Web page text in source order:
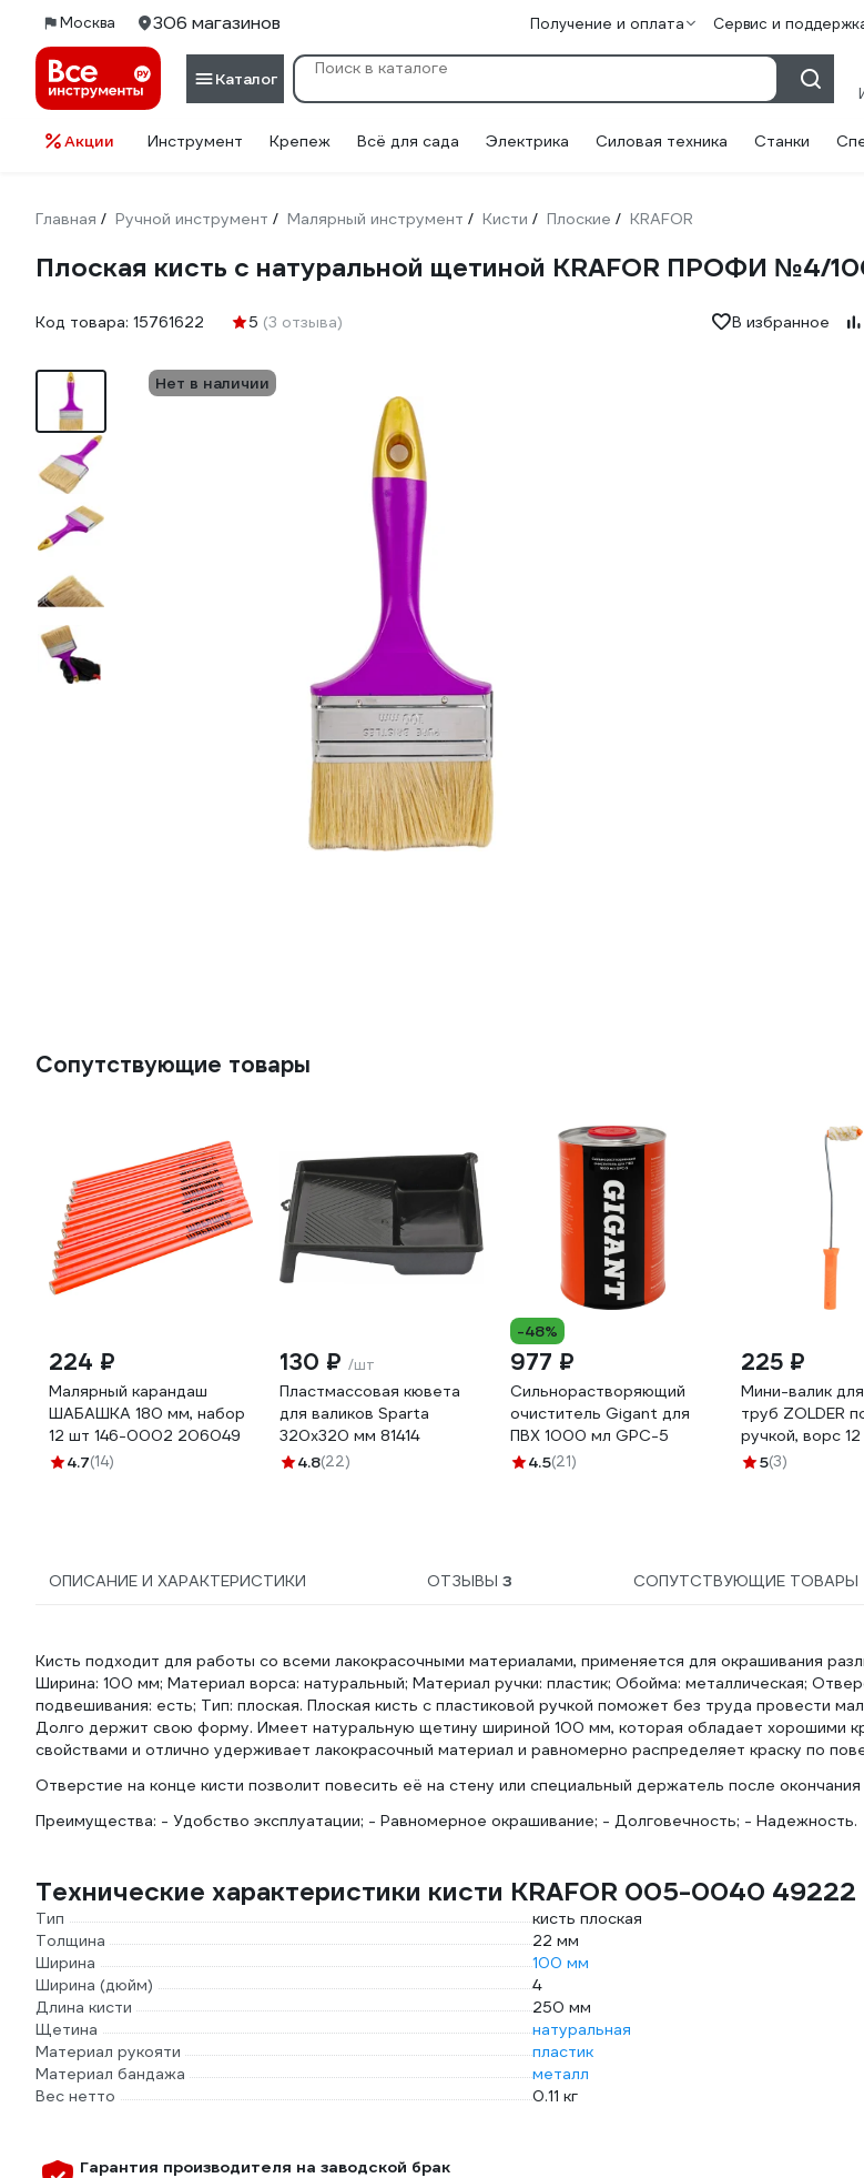
Москва 306 магазинов Получение и оплата Сервис и
Каталог
Акции Инструмент Крепеж Всё для сада Электрика Силовая техника Станки
Главная / Ручной инструмент / Малярный инструмент / Кисти / Плоские / KRAFOR
Плоская кисть с натуральной щетиной KRAFOR ПРОФИ №4/
Код товара: 15761622 5 (3 отзыва) В избранное
Нет в наличии
Сопутствующие товары
224 ₽
Малярный карандаш
ШАБАШКА 180 мм, набор
12 шт 146-0002 206049
4.7(14)
130 ₽ /шт
Пластмассовая кювета
для валиков Sparta
320х320 мм 81414
4.8(22)
-48%
977 ₽
Сильнорастворяющий
очиститель Gigant для
ПВХ 1000 мл GPC-5
4.5(21)
225 ₽
Мини-валик
труб ZOLDER
ручкой, ворс
105126
5(3)
ОПИСАНИЕ И ХАРАКТЕРИСТИКИ ОТЗЫВЫ 3 СОПУТСТВУЮЩИЕ ТОВАРЫ
Кисть подходит для работы со всеми лакокрасочными материалами, применяется для окрашивания
Ширина: 100 мм; Материал ворса: натуральный; Материал ручки: пластик; Обойма: металлическая;
подвешивания: есть; Тип: плоская. Плоская кисть с пластиковой ручкой поможет без труда провести
Долго держит свою форму. Имеет натуральную щетину шириной 100 мм, которая обладает хорошими
свойствами и отлично удерживает лакокрасочный материал и равномерно распределяет краску по
Отверстие на конце кисти позволит повесить её на стену или специальный держатель после
Преимущества: - Удобство эксплуатации; - Равномерное окрашивание; - Долговечность; - Надежность.
Технические характеристики кисти KRAFOR 005-0040 49222
Тип
кисть плоская
Толщина
22 мм
Ширина
100 мм
Ширина (дюйм)
4
Длина кисти
250 мм
Щетина
натуральная
Материал рукояти
пластик
Материал бандажа
металл
Вес нетто
0.11 кг
Гарантия производителя на заводской брак